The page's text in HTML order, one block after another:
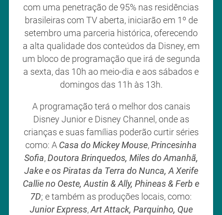
com uma penetração de 95% nas residências
brasileiras com TV aberta, iniciarão em 1º de
setembro uma parceria histórica, oferecendo
a alta qualidade dos conteúdos da Disney, em
um bloco de programação que irá de segunda
a sexta, das 10h ao meio-dia e aos sábados e
domingos das 11h às 13h.
A programação terá o melhor dos canais
Disney Junior e Disney Channel, onde as
crianças e suas famílias poderão curtir séries
como: A Casa do Mickey Mouse, Princesinha
Sofia, Doutora Brinquedos, Miles do Amanhã,
Jake e os Piratas da Terra do Nunca, A Xerife
Callie no Oeste, Austin & Ally, Phineas & Ferb e
7D; e também as produções locais, como:
Junior Express, Art Attack, Parquinho, Que